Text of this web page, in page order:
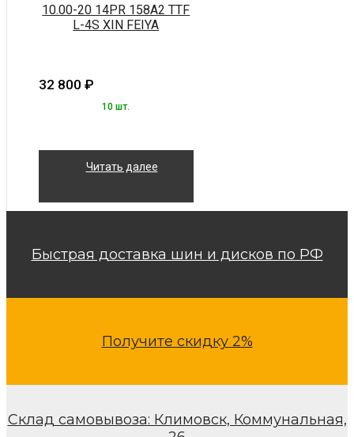
10.00-20 14PR 158A2 TTF
L-4S XIN FEIYA
32 800 ₽
10 шт.
Читать далее
Быстрая доставка шин и дисков по РФ
Получите скидку 2%
Склад самовывоза: Климовск, Коммунальная,